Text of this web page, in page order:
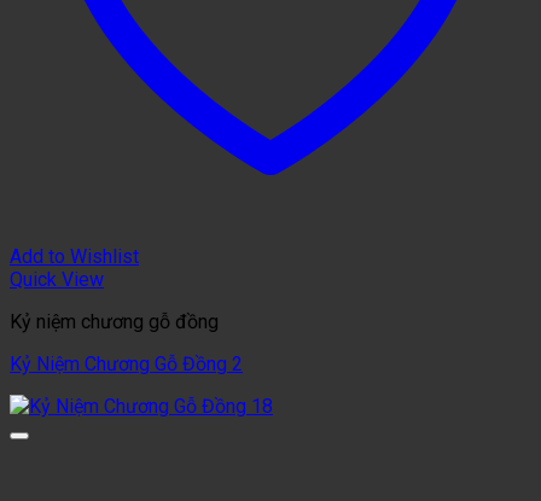
Add to Wishlist
Quick View
Kỷ niệm chương gỗ đồng
Kỷ Niệm Chương Gỗ Đồng 2